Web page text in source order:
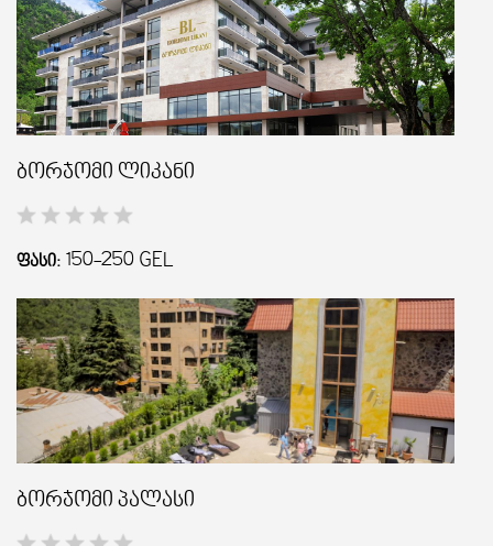
ბორჯომი ლიკანი
ᲤᲐᲡᲘ: 150-250 GEL
ბორჯომი პალასი